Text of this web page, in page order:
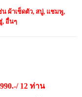
น ผ้าเช็ดตัว, สบู่, แชมพู,
, อื่นๆ
12 ท่าน